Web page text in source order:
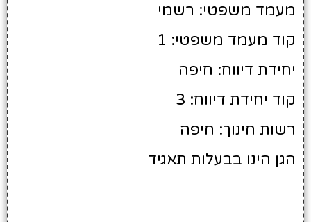
מעמד משפטי: רשמי
קוד מעמד משפטי: 1
יחידת דיווח: חיפה
קוד יחידת דיווח: 3
רשות חינוך: חיפה
הגן הינו בבעלות תאגיד